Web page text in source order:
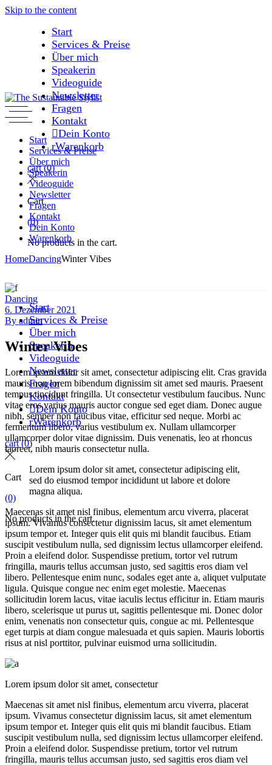
Skip to the content
Start
Services & Preise
Über mich
Speakerin
Videoguide
Newsletter
Fragen
Kontakt
Dein Konto
Warenkorb
cart (0)
Cart
(0)
No products in the cart.
Start
Services & Preise
Über mich
Speakerin
Videoguide
Newsletter
Fragen
Kontakt
Dein Konto
Warenkorb
cart (0)
Cart
(0)
No products in the cart.
Start
Services & Preise
Über mich
Speakerin
Videoguide
Newsletter
Fragen
Kontakt
Dein Konto
Warenkorb
HomeDancingWinter Vibes
Dancing
6. Dezember 2021
By admin
Winter Vibes
Lorem ipsum dolor sit amet, consectetur adipiscing elit. Cras gravida
mauris non lorem bibendum dignissim sit amet sed mauris. Praesent
tempus tincidunt fringilla. Ut consectetur vestibulum faucibus. Nunc
vitae eros varius mauris auctor congue sed eget diam. Donec augue
nibh, semper non faucibus vitae, efficitur sed neque. Morbi ac
fermentum libero, varius vestibulum ex. Nullam ullamcorper
ullamcorper dolor vitae dignissim. Duis venenatis, leo at rhoncus
laoreet, nibh mauris consectetur nulla.
Lorem ipsum dolor sit amet, consectetur adipiscing elit,
sed do eiusmod tempor incididunt ut labore et dolore
magna aliqua.
Maecenas sit amet nisl finibus, elementum arcu viverra, placerat
ipsum. Vivamus consectetur dignissim lacus, sit amet elementum
ipsum tempor et. Integer quis elit quis mi blandit faucibus. Etiam
suscipit vestibulum nulla, sed dignissim lectus ullamcorper eleifend.
Proin a eleifend dolor. Suspendisse pretium, tortor vel rutrum
fringilla, mauris tellus accumsan justo, sed sagittis eros diam vel
libero. Pellentesque enim nunc, sodales eget ante a, aliquet vulputate
ligula. Quisque congue nec enim eget molestie. Maecenas
sollicitudin lorem lacus, vitae iaculis lectus efficitur in. Etiam mauris
libero, scelerisque ut purus ut, sagittis pellentesque mi. Donec dolor
enim, venenatis non consectetur quis, congue ac mi. Pellentesque
eget turpis at diam congue malesuada et quis sapien. Mauris lobortis
risus at nisl porttitor, pulvinar euismod urna sollicitudin.
Lorem ipsum dolor sit amet, consectetur
Maecenas sit amet nisl finibus, elementum arcu viverra, placerat
ipsum. Vivamus consectetur dignissim lacus, sit amet elementum
ipsum tempor et. Integer quis elit quis mi blandit faucibus. Etiam
suscipit vestibulum nulla, sed dignissim lectus ullamcorper eleifend.
Proin a eleifend dolor. Suspendisse pretium, tortor vel rutrum
fringilla, mauris tellus accumsan justo, sed sagittis eros diam vel